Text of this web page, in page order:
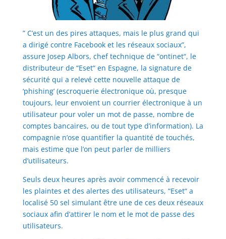
” C’est un des pires attaques, mais le plus grand qui
a dirigé contre Facebook et les réseaux sociaux”,
assure Josep Albors, chef technique de “ontinet“, le
distributeur de “Eset“ en Espagne, la signature de
sécurité qui a relevé cette nouvelle attaque de
‘phishing’ (escroquerie électronique où, presque
toujours, leur envoient un courrier électronique à un
utilisateur pour voler un mot de passe, nombre de
comptes bancaires, ou de tout type d’information). La
compagnie n’ose quantifier la quantité de touchés,
mais estime que l’on peut parler de milliers
d’utilisateurs.
Seuls deux heures après avoir commencé à recevoir
les plaintes et des alertes des utilisateurs, “Eset“ a
localisé 50 sel simulant être une de ces deux réseaux
sociaux afin d’attirer le nom et le mot de passe des
utilisateurs.